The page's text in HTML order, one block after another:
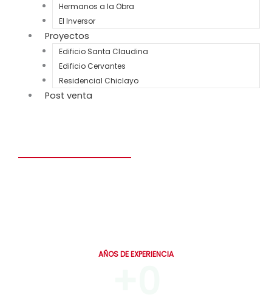
Hermanos a la Obra
El Inversor
Proyectos
Edificio Santa Claudina
Edificio Cervantes
Residencial Chiclayo
Post venta
AÑOS DE EXPERIENCIA